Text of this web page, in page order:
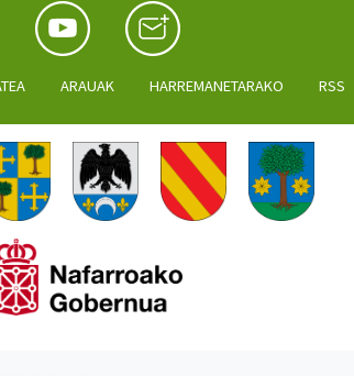
ARAUAK HARREMANETARAKO RSS